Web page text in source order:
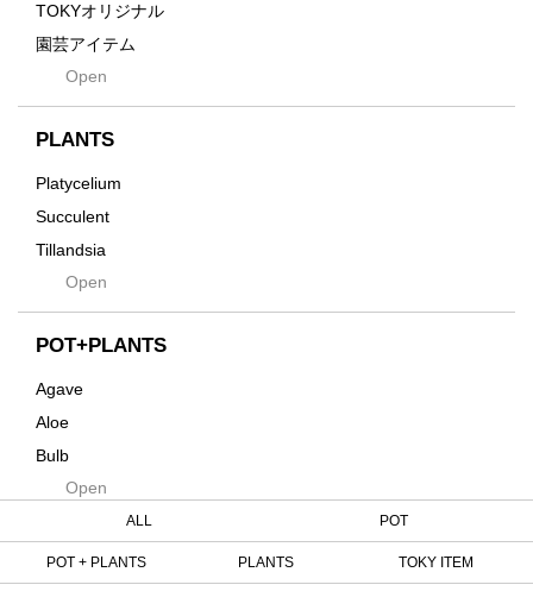
Grid
Innocence
Kodama
Native
Progress
Quartz
RAKU
Rock
TOKYオリジナル
園芸アイテム
土・化粧石・活力剤
インテリア・デザイン雑貨
Tシャツ・バッグ
その他
Open
PLANTS
Platycelium
Succulent
Tillandsia
SeedsOpen
POT+PLANTS
Agave
Aloe
Bulb
Cactus
Cycas
Open
ALL POT
POT + PLANTS PLANTS TOKY ITEM